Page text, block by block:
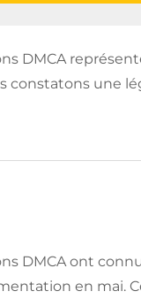
DMCA
constatons une
DMCA ont
en mai.